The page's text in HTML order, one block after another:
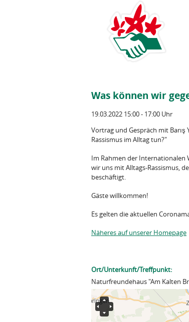
Was können wir
19.03.2022 15:00 - 17:00 Uhr
Vortrag und Gespräch mit Barış
Rassismus im Alltag tun?"
Im Rahmen der Internationalen
wir uns mit Alltags-Rassismus,
beschäftigt.
Gäste willkommen!
Es gelten die aktuellen
Näheres auf unserer Homepage
Ort/Unterkunft/Treffpunkt:
Naturfreundehaus "Am Kalten